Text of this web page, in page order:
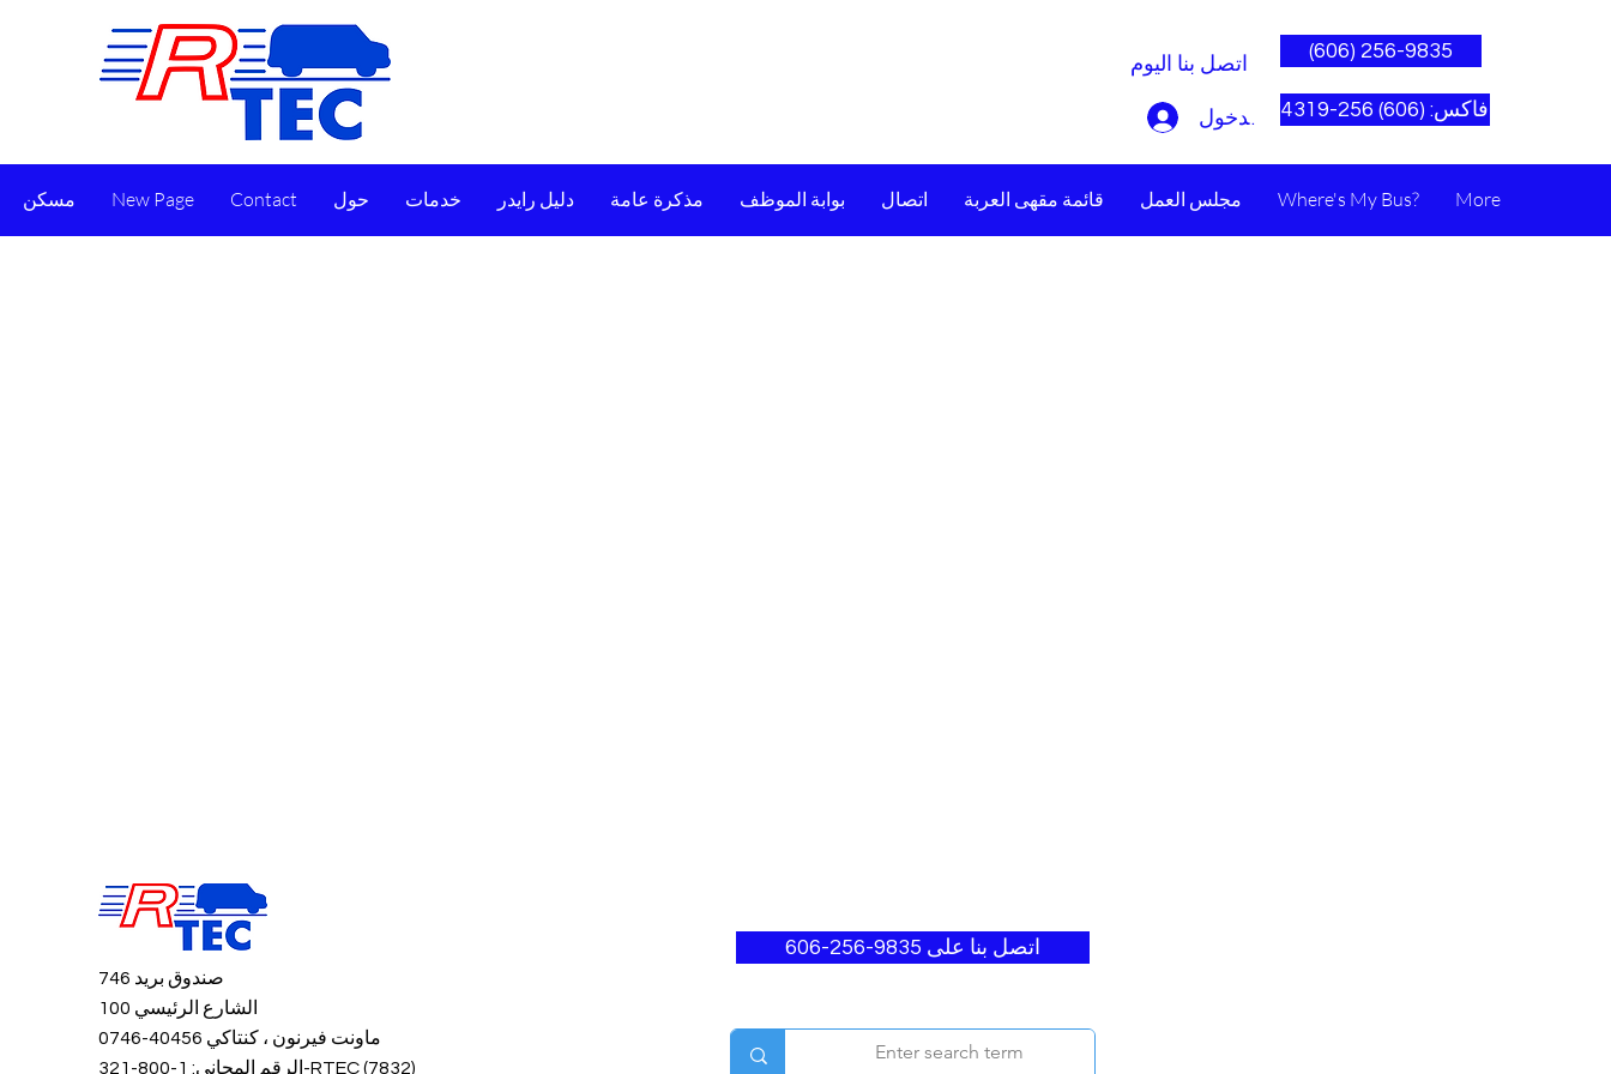
اتصل بنا اليوم
(606) 256-9835
تسجيل الدخول فاكس: (606) 256-4319
مسكن New Page Contact حول خدمات دليل رايدر مذكرة عامة بوابة الموظف اتصال قائمة مقهى العربة مجلس العمل Where's My Bus? More
صندوق بريد 746
100 الشارع الرئيسي
ماونت فيرنون ، كنتاكي 40456-0746
الرقم المجاني: 1-800-321-RTEC (7832)
اتصل بنا على 9835-256-606